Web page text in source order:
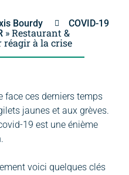
Bourdy
COVID-19
»Restaurant &
réagir à la crise
face ces derniers temps
jaunes et aux grèves.
19 est une énième
voici quelques clés